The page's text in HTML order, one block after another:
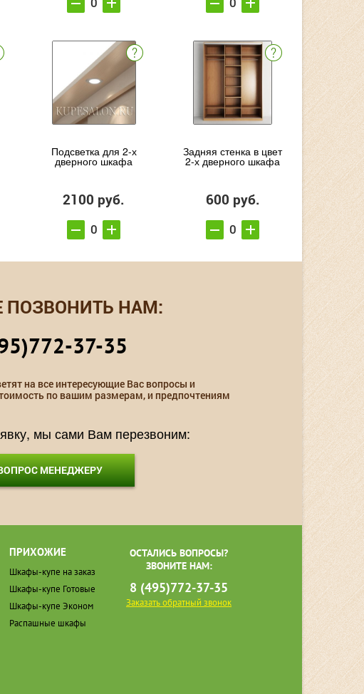
Подсветка для 2-х
дверного шкафа
2100 руб.
Задняя стенка в цвет
2-х дверного шкафа
600 руб.
НАМ:
37-35
на все интересующие Вас вопросы и
по вашим размерам, и предпочтениям
мы сами Вам перезвоним:
МЕНЕДЖЕРУ
ПРИХОЖИЕ
Шкафы-купе на заказ
Шкафы-купе Готовые
Шкафы-купе Эконом
Распашные шкафы
ОСТАЛИСЬ ВОПРОСЫ?
ЗВОНИТЕ НАМ:
8 (495)772-37-35
Заказать обратный звонок